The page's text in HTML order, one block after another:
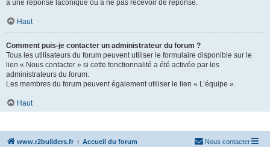
à une réponse laconique ou à ne pas recevoir de réponse.
Haut
Comment puis-je contacter un administrateur du forum ?
Tous les utilisateurs du forum peuvent utiliser le formulaire disponible sur le
lien « Nous contacter » si cette fonctionnalité a été activée par les
administrateurs du forum.
Les membres du forum peuvent également utiliser le lien « L’équipe ».
Haut
www.r2builders.fr Accueil du forum Nous contacter